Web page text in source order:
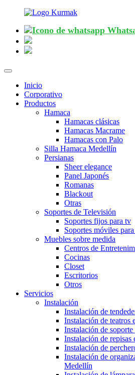
Desplegar
navegación
Inicio
Corporativo
Productos
Hamaca
Hamacas clásicas
Hamacas Macrame
Hamacas con Palo
Silla Hamaca Medellín
Persianas
Sheer elegance
Panel Japonés
Romanas
Blackout
Otras
Soportes de Televisión
Soportes fijos para tv
Soportes móviles
Muebles sobre medida
Centros de
Cocinas
Closet
Escritorios
Otros
Servicios
Instalación
Instalación de
Instalación de teatros
Instalación de
Instalación de repisas
Instalación de
Instalación de
Medellín